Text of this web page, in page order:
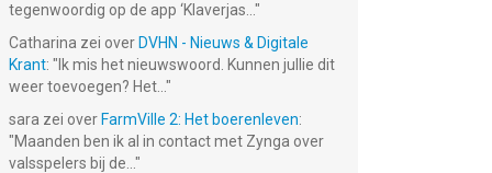
Star Art:
Drawing &
Relaxing
Gratis!
Comics Bob
Gratis!
Fork N
Sausage
tegenwoordig op de app ‘Klaverjas... "
Catharina zei over DVHN - Nieuws & Digitale
Krant: " Ik mis het nieuwswoord. Kunnen jullie dit
weer toevoegen? Het... "
sara zei over FarmVille 2: Het boerenleven:
"Maanden ben ik al in contact met Zynga over
valsspelers bij de... "